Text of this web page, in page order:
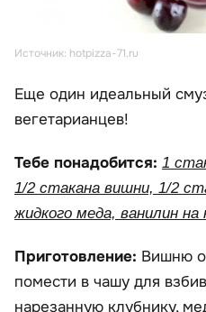
Источник: hotpizza-71.ru
Еще один идеальный
вегетарианцев!
Тебе понадобится: 1
1/2 стакана вишни, 1/2
жидкого меда, ванилин на
Приготовление: Вишню
помести в чашу для
нарезанную клубнику,